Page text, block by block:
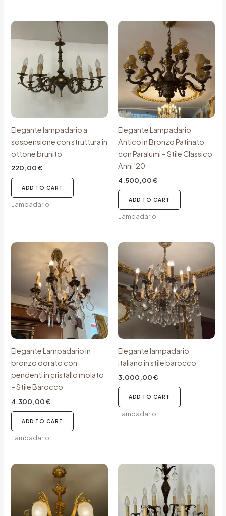
Elegante lampadario a
sospensione con struttura in
ottone brunito
220,00€
ADD TO CART
Lampadario
Elegante Lampadario
Antico in Bronzo Patinato
con Paralumi – Stile Classico
Anni ’20
4.500,00€
ADD TO CART
Lampadario
Elegante Lampadario in
bronzo dorato con
pendenti in cristallo molato
– Stile Barocco
4.300,00€
ADD TO CART
Lampadario
Elegante lampadario
italiano in stile barocco
3.000,00€
ADD TO CART
Lampadario